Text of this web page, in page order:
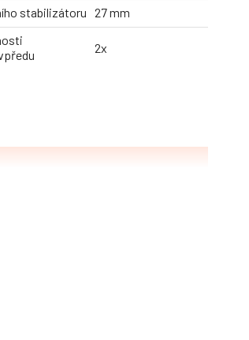
stabilizátoru 27 mm
2x